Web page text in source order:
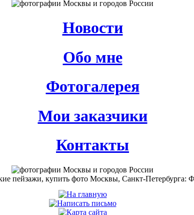
Новости
Обо мне
Фотогалерея
Мои заказчики
Контакты